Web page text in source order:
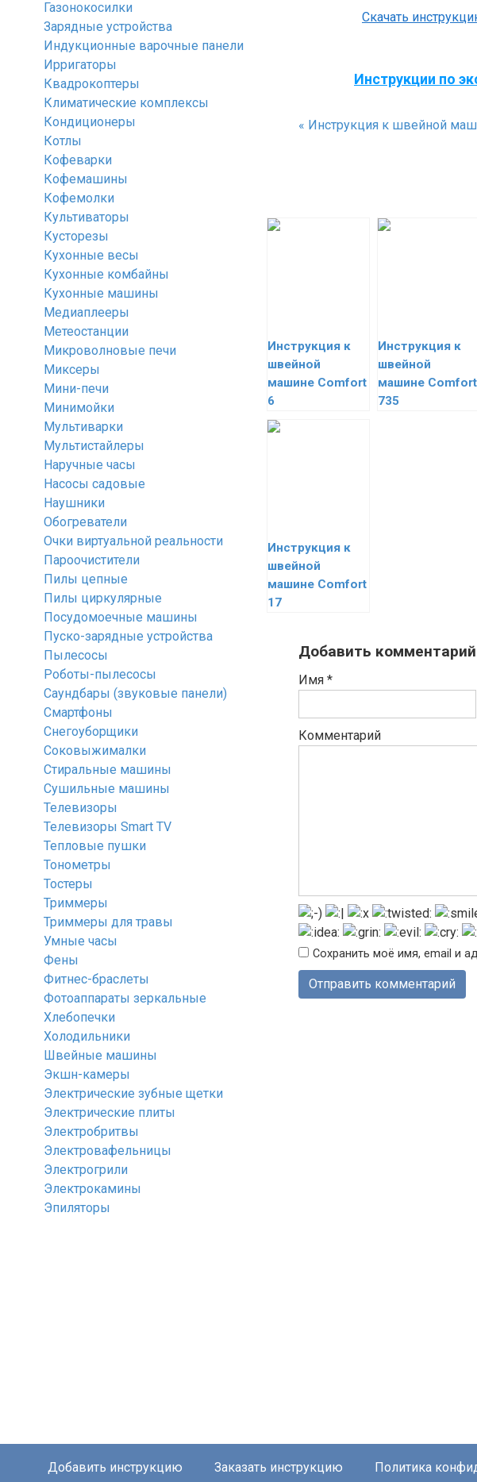
Скачать
Инструкции по
« Инструкция к швейной
Инструкция к
швейной
машине Comfort
6
Инструкция к
швейной
машине Comfort
735
Инструкция к
швейной
машине Comfort
17
Добавить комментарий
Имя *
Комментарий
Сохранить моё имя, email и
Газонокосилки
Зарядные устройства
Индукционные варочные панели
Ирригаторы
Квадрокоптеры
Климатические комплексы
Кондиционеры
Котлы
Кофеварки
Кофемашины
Кофемолки
Культиваторы
Кусторезы
Кухонные весы
Кухонные комбайны
Кухонные машины
Медиаплееры
Метеостанции
Микроволновые печи
Миксеры
Мини-печи
Минимойки
Мультиварки
Мультистайлеры
Наручные часы
Насосы садовые
Наушники
Обогреватели
Очки виртуальной реальности
Пароочистители
Пилы цепные
Пилы циркулярные
Посудомоечные машины
Пуско-зарядные устройства
Пылесосы
Роботы-пылесосы
Саундбары (звуковые панели)
Смартфоны
Снегоуборщики
Соковыжималки
Стиральные машины
Сушильные машины
Телевизоры
Телевизоры Smart TV
Тепловые пушки
Тонометры
Тостеры
Триммеры
Триммеры для травы
Умные часы
Фены
Фитнес-браслеты
Фотоаппараты зеркальные
Хлебопечки
Холодильники
Швейные машины
Экшн-камеры
Электрические зубные щетки
Электрические плиты
Электробритвы
Электровафельницы
Электрогрили
Электрокамины
Эпиляторы
Добавить инструкцию Заказать инструкцию Политика